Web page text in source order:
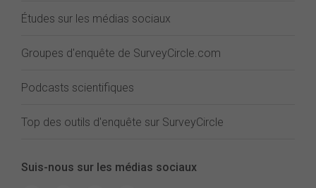
Études sur les médias sociaux
Groupes d'enquête de SurveyCircle.com
Podcasts scientifiques
Top des outils d'enquête sur SurveyCircle
Suis-nous sur les médias sociaux